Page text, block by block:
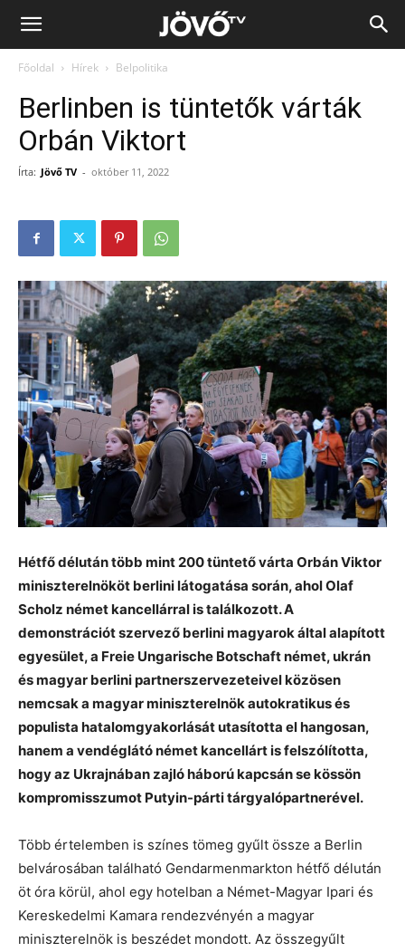
Jövő
Főoldal Hírek Belpolitika
Berlinben is tüntetők várták
Orbán Viktort
Írta: Jövő TV - október 11, 2022
Hétfő délután több mint 200 tüntető várta Orbán Viktor
miniszterelnököt berlini látogatása során, ahol Olaf
Scholz német kancellárral is találkozott. A
demonstrációt szervező berlini magyarok által alapított
egyesület, a Freie Ungarische Botschaft német, ukrán
és magyar berlini partnerszervezeteivel közösen
nemcsak a magyar miniszterelnök autokratikus és
populista hatalomgyakorlását utasította el hangosan,
hanem a vendéglátó német kancellárt is felszólította,
hogy az Ukrajnában zajló háború kapcsán se kössön
kompromisszumot Putyin-párti tárgyalópartnerével.
Több értelemben is színes tömeg gyűlt össze a Berlin
belvárosában található Gendarmenmarkton hétfő délután
öt óra körül, ahol egy hotelban a Német-Magyar Ipari és
Kereskedelmi Kamara rendezvényén a magyar
miniszterelnök is beszédet mondott. Az összegyűlt